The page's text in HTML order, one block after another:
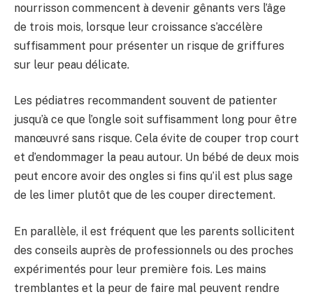
nourrisson commencent à devenir gênants vers l’âge
de trois mois, lorsque leur croissance s’accélère
suffisamment pour présenter un risque de griffures
sur leur peau délicate.
Les pédiatres recommandent souvent de patienter
jusqu’à ce que l’ongle soit suffisamment long pour être
manœuvré sans risque. Cela évite de couper trop court
et d’endommager la peau autour. Un bébé de deux mois
peut encore avoir des ongles si fins qu’il est plus sage
de les limer plutôt que de les couper directement.
En parallèle, il est fréquent que les parents sollicitent
des conseils auprès de professionnels ou des proches
expérimentés pour leur première fois. Les mains
tremblantes et la peur de faire mal peuvent rendre